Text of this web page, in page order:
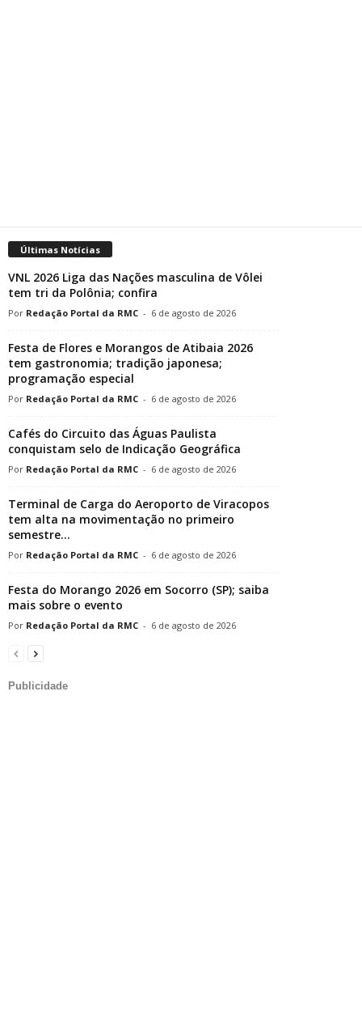
Últimas Notícias
VNL 2026 Liga das Nações masculina de Vôlei
tem tri da Polônia; confira
Redação Portal da RMC - 6 de agosto de 2026
Festa de Flores e Morangos de Atibaia 2026
tem gastronomia; tradição japonesa;
programação especial
Redação Portal da RMC - 6 de agosto de 2026
Cafés do Circuito das Águas Paulista
conquistam selo de Indicação Geográfica
Redação Portal da RMC - 6 de agosto de 2026
Terminal de Carga do Aeroporto de Viracopos
tem alta na movimentação no primeiro
semestre...
Redação Portal da RMC - 6 de agosto de 2026
Festa do Morango 2026 em Socorro (SP); saiba
mais sobre o evento
Redação Portal da RMC - 6 de agosto de 2026
Publicidade